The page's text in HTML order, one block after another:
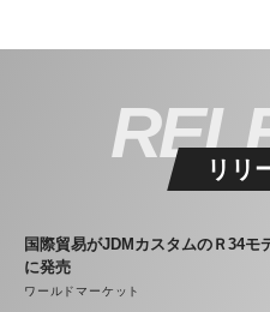
リリ
国際貿易がJDMカスタムのＲ34モ
に発売
ワールドマーケット